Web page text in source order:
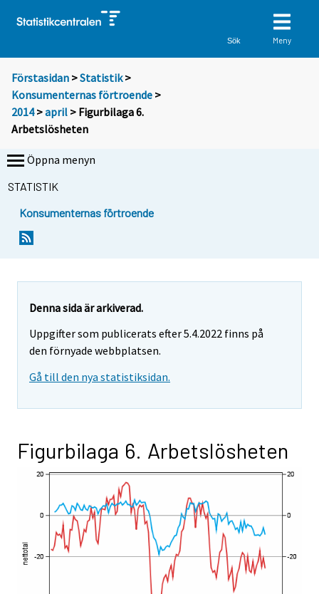
Sök Meny
Förstasidan >Statistik >
Konsumenternas förtroende >
2014>april > Figurbilaga 6.
Arbetslösheten
Öppna menyn
STATISTIK
Konsumenternas förtroende
Denna sida är arkiverad.
Uppgifter som publicerats efter 5.4.2022 finns på
den förnyade webbplatsen.
Gå till den nya statistiksidan.
Figurbilaga 6. Arbetslösheten